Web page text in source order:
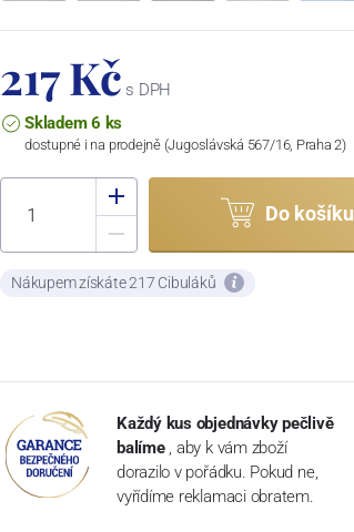
217 Kč s DPH
Skladem 6 ks
dostupné i na prodejně (Jugoslávská 567/16, Praha 2)
Do košíku
Nákupem získáte 217 Cibuláků
Každý kus objednávky pečlivě
balíme , aby k vám zboží
dorazilo v pořádku. Pokud ne,
vyřídíme reklamaci obratem.